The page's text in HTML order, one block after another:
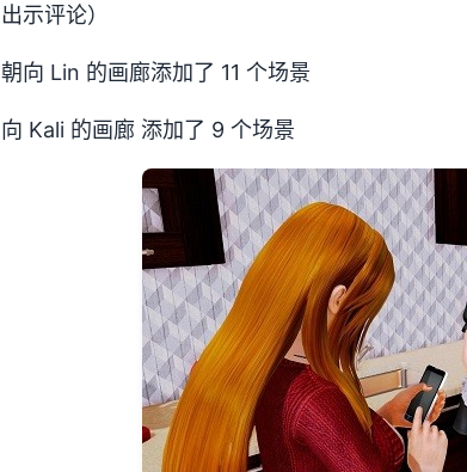
出示评论）
朝向 Lin 的画廊添加了 11 个场景
向 Kali 的画廊 添加了 9 个场景